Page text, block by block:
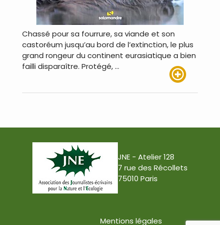
Chassé pour sa fourrure, sa viande et son
castoréum jusqu’au bord de l’extinction, le plus
grand rongeur du continent eurasiatique a bien
failli disparaître. Protégé, …
JNE - Atelier 128
7 rue des Récollets
75010 Paris
Mentions légales